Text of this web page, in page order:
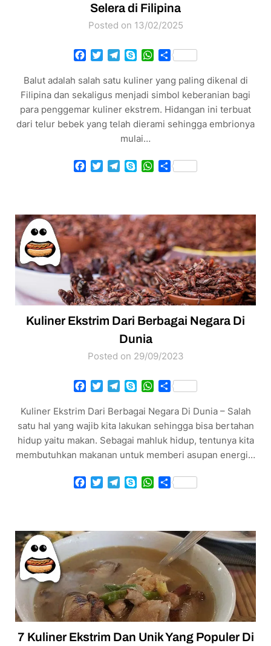
Selera di Filipina​
Posted on 13/02/2025
Facebook
TwitterTelegram
SkypeWhatsApp
Share
Balut adalah salah satu kuliner yang paling dikenal di
Filipina dan sekaligus menjadi simbol keberanian bagi
para penggemar kuliner ekstrem. Hidangan ini terbuat
dari telur bebek yang telah dierami sehingga embrionya
mulai…
Facebook
TwitterTelegram
SkypeWhatsApp
Share
Kuliner Ekstrim Dari Berbagai Negara Di
Dunia
Posted on 29/09/2023
Facebook
TwitterTelegram
SkypeWhatsApp
Share
Kuliner Ekstrim Dari Berbagai Negara Di Dunia – Salah
satu hal yang wajib kita lakukan sehingga bisa bertahan
hidup yaitu makan. Sebagai mahluk hidup, tentunya kita
membutuhkan makanan untuk memberi asupan energi…
Facebook
TwitterTelegram
SkypeWhatsApp
Share
7 Kuliner Ekstrim Dan Unik Yang Populer Di